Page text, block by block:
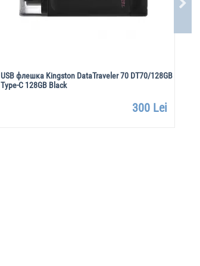
USB флешка Kingston DataTraveler 70 DT70/128GB
Type-C 128GB Black
300 Lei